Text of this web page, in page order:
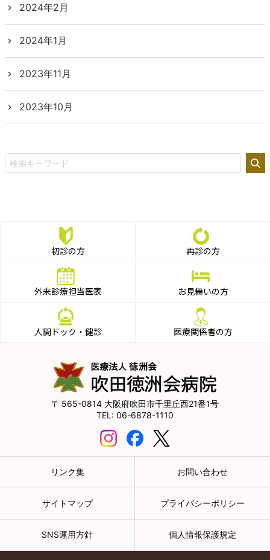
2024年2月
2024年1月
2023年11月
2023年10月
初診の方 再診の方
外来診療担当医表 お見舞いの方
人間ドック・健診 医療関係者の方
565-0814 大阪府吹田市千里丘西21番1号
06-6878-1110
リンク集 お問い合わせ
サイトマップ プライバシーポリシー
SNS運用方針 個人情報保護規定